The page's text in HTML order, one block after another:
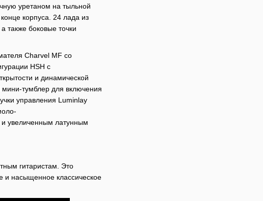
уретаном на тыльной
корпуса. 24 лада из
также боковые точки
Charvel MF со
HSH с
и динамической
мини-тумблер для включения
управления Luminlay
и увеличенным латунным
гитаристам. Это
и насыщенное классическое